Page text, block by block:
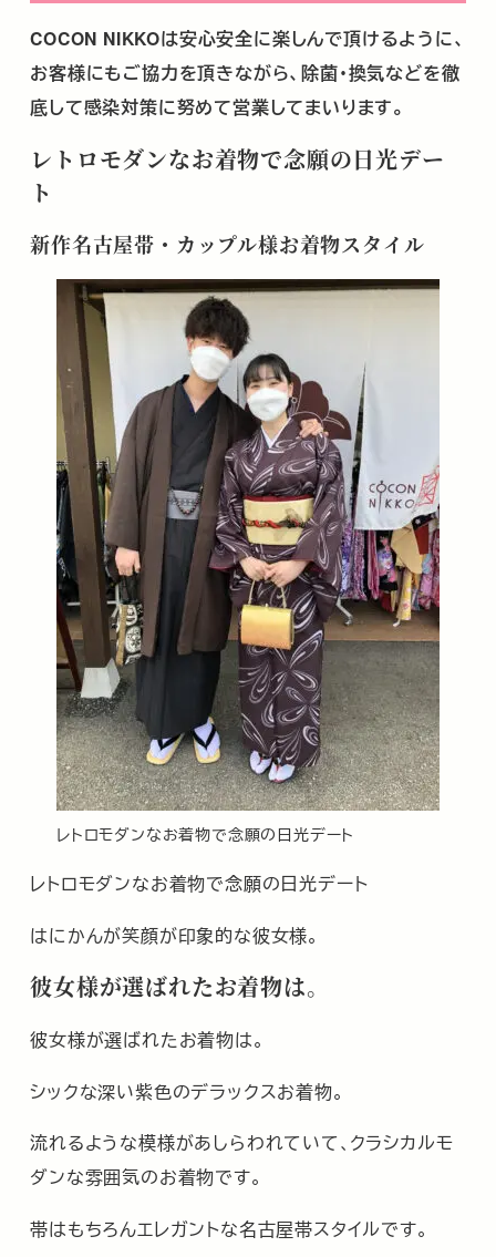
COCON NIKKOは安心安全に楽しんで頂けるように、
お客様にもご協力を頂きながら、除菌・換気などを徹
底して感染対策に努めて営業してまいります。
レトロモダンなお着物で念願の日光デー
ト
新作名古屋帯・カップル様お着物スタイル
レトロモダンなお着物で念願の日光デート
レトロモダンなお着物で念願の日光デート
はにかんが笑顔が印象的な彼女様。
彼女様が選ばれたお着物は。
彼女様が選ばれたお着物は。
シックな深い紫色のデラックスお着物。
流れるような模様があしらわれていて､クラシカルモ
ダンな雰囲気のお着物です。
帯はもちろんエレガントな名古屋帯スタイルです。